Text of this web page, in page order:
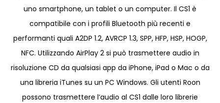
uno smartphone, un tablet o un computer. Il CS1 è
compatibile con i profili Bluetooth più recenti e
performanti quali A2DP 1.2, AVRCP 1.3, SPP, HFP, HSP, HOGP,
NFC. Utilizzando AirPlay 2 si può trasmettere audio in
risoluzione CD da qualsiasi app da iPhone, iPad o Mac o da
una libreria iTunes su un PC Windows. Gli utenti Roon
possono trasmettere l’audio al CS1 dalle loro librerie